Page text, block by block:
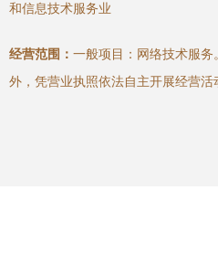
和信息技术服务业
经营范围： 一般项目：网络技术服务
外，凭营业执照依法自主开展经营活